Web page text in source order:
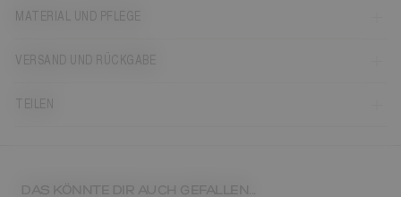
MATERIAL UND PFLEGE
VERSAND UND RÜCKGABE
TEILEN
DAS KÖNNTE DIR AUCH GEFALLEN...